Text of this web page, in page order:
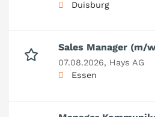
Duisburg
Sales Manager (m/
07.08.2026, Hays AG
Essen